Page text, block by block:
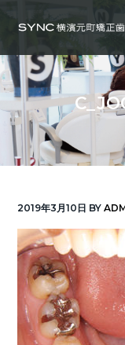
i
p
t
o
i
p
t
o
i
p
t
o
SYNC横浜元町
横
浜
の
矯
正
歯
科
専
門
土
日
横
浜
な
と
み
ら
い
線
「元
町
中
華
街
駅」
2019年3月10日 BY